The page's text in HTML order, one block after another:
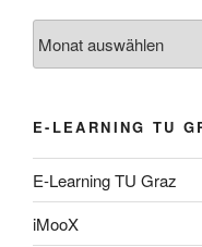
E-LEARNING TU
E-Learning TU Graz
iMooX